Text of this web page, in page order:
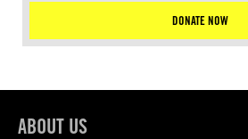
DONATE NOW
ABOUT US